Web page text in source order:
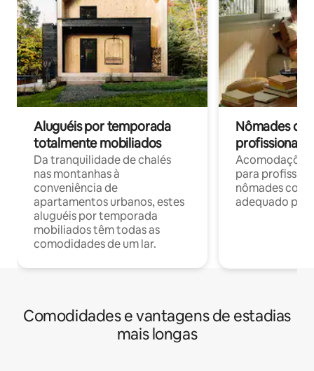
Aluguéis por temporada
totalmente mobiliados
Da tranquilidade de chalés
nas montanhas à
conveniência de
apartamentos urbanos, estes
aluguéis por temporada
mobiliados têm todas as
comodidades de um lar.
Nômades
profissionais
para
nômades com
adequado
Comodidades e vantagens de estadias
mais longas